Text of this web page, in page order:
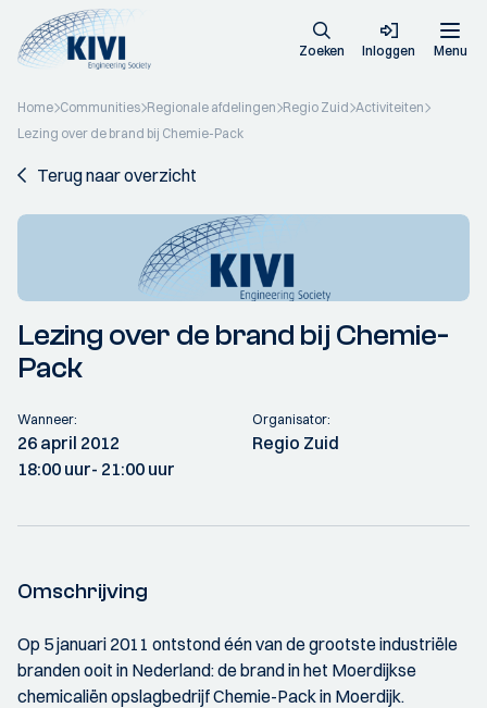
Zoeken Inloggen Menu
Home Communities Regionale afdelingen Regio Zuid Activiteiten
Lezing over de brand bij Chemie-Pack
Terug naar overzicht
Lezing over de brand bij Chemie-
Pack
Wanneer:
26 april 2012
18:00 uur- 21:00 uur
Organisator:
Regio Zuid
Omschrijving
Op 5 januari 2011 ontstond één van de grootste industriële
branden ooit in Nederland: de brand in het Moerdijkse
chemicaliën opslagbedrijf Chemie-Pack in Moerdijk.